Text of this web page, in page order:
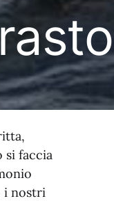
si faccia
i nostri